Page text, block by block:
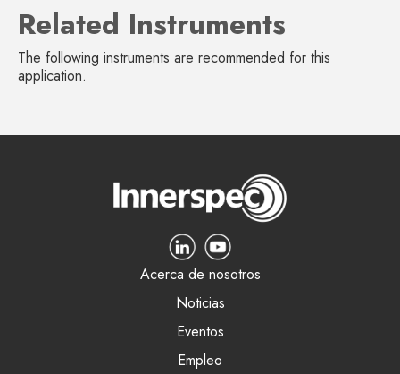
Related Instruments
The following instruments are recommended for this
application.
Acerca de nosotros
Noticias
Eventos
Empleo